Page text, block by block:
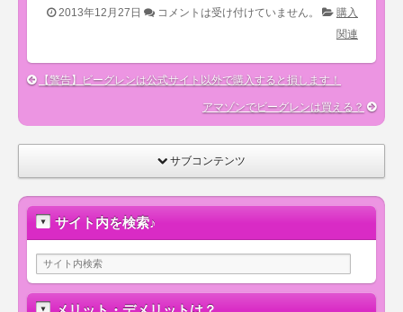
2013年12月27日 コメントは受け付けていません。
購入
関連
【警告】ビーグレンは公式サイト以外で購入すると損します！
アマゾンでビーグレンは買える？
サブコンテンツ
サイト内を検索♪